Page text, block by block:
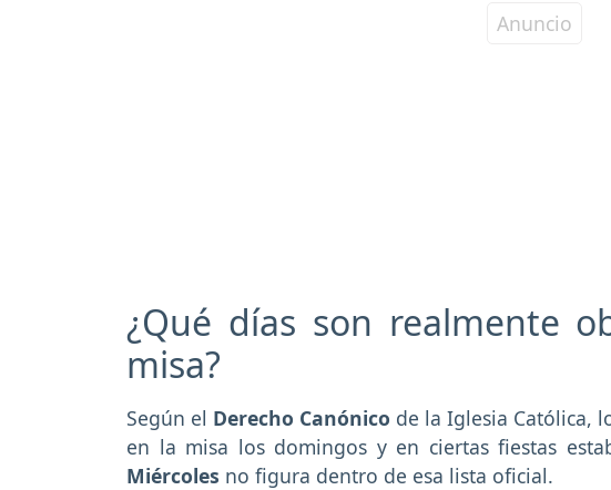
¿Qué días son realmente
misa?
Según el Derecho Canónico de la Iglesia Católica,
en la misa los domingos y en ciertas fiestas
Miércoles no figura dentro de esa lista oficial.